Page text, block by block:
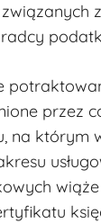
przez
na którym